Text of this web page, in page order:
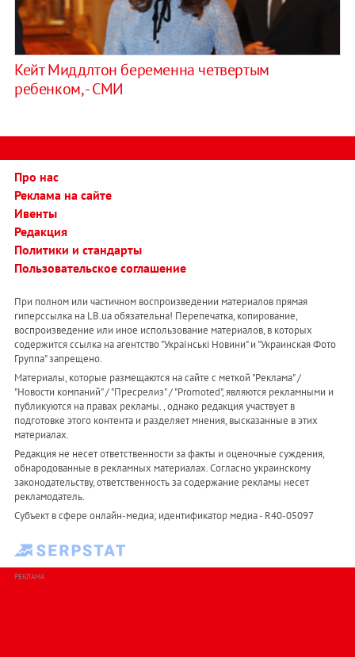
Кейт Миддлтон беременна четвертым
ребенком, - СМИ
Про нас
Реклама на сайте
Ивенты
Редакция
Политики и стандарты
Пользовательское соглашение
При полном или частичном воспроизведении материалов прямая
гиперссылка на LB.ua обязательна! Перепечатка, копирование,
воспроизведение или иное использование материалов, в которых
содержится ссылка на агентство "Українськi Новини" и "Украинская Фото
Группа" запрещено.
Материалы, которые размещаются на сайте с меткой "Реклама" /
"Новости компаний" / "Пресрелиз" / "Promoted", являются рекламными и
публикуются на правах рекламы. , однако редакция участвует в
подготовке этого контента и разделяет мнения, высказанные в этих
материалах.
Редакция не несет ответственности за факты и оценочные суждения,
обнародованные в рекламных материалах. Согласно украинскому
законодательству, ответственность за содержание рекламы несет
рекламодатель.
Субъект в сфере онлайн-медиа; идентификатор медиа - R40-05097
РЕКЛАМА